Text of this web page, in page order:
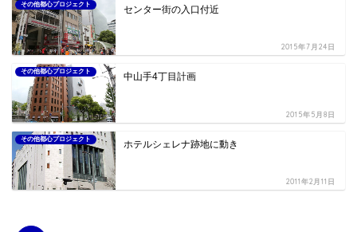
その他都心プロジェクト センター街の入口付近
2015年7月24日
その他都心プロジェクト 中山手4丁目計画
2015年5月8日
その他都心プロジェクト ホテルシェレナ跡地に動き
2011年2月11日